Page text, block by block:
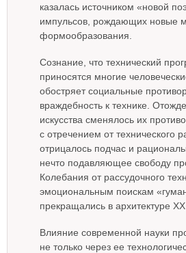
казалась источником «новой
импульсов, рождающих новые
формообразования.
Сознание, что технический
приносятся многие
обостряет социальные
враждебность к технике.
искусства сменялось их
с отречением от технического
отрицалось подчас и
нечто подавляющее свободу
Колебания от рассудочного
эмоциональным поискам
прекращались в архитектуре XX
Влияние современной науки
не только через ее